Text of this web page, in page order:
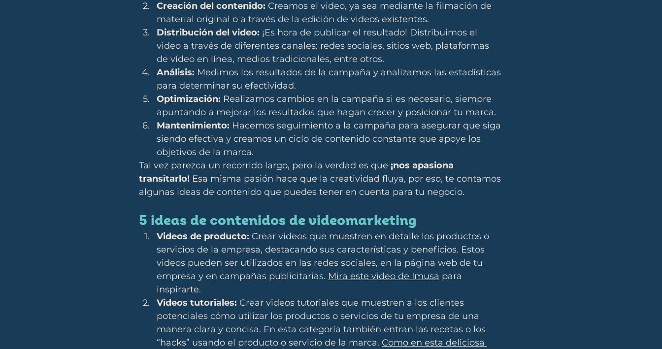
Creación del contenido: Creamos el video, ya sea mediante la filmación de
material original o a través de la edición de videos existentes.
Distribución del video: ¡Es hora de publicar el resultado! Distribuimos el
video a través de diferentes canales: redes sociales, sitios web, plataformas
de vídeo en línea, medios tradicionales, entre otros.
Análisis: Medimos los resultados de la campaña y analizamos las estadísticas
para determinar su efectividad.
Optimización: Realizamos cambios en la campaña si es necesario, siempre
apuntando a mejorar los resultados que hagan crecer y posicionar tu marca.
Mantenimiento: Hacemos seguimiento a la campaña para asegurar que siga
siendo efectiva y creamos un ciclo de contenido constante que apoye los
objetivos de la marca.
Tal vez parezca un recorrido largo, pero la verdad es que ¡nos apasiona
transitarlo! Esa misma pasión hace que la creatividad fluya, por eso, te contamos
algunas ideas de contenido que puedes tener en cuenta para tu negocio.
5 ideas de contenidos de videomarketing
Videos de producto: Crear videos que muestren en detalle los productos o
servicios de la empresa, destacando sus características y beneficios. Estos
videos pueden ser utilizados en las redes sociales, en la página web de tu
empresa y en campañas publicitarias. Mira este video de Imusa para
inspirarte.
Videos tutoriales: Crear videos tutoriales que muestren a los clientes
potenciales cómo utilizar los productos o servicios de tu empresa de una
manera clara y concisa. En esta categoría también entran las recetas o los
“hacks” usando el producto o servicio de la marca. Como en esta deliciosa